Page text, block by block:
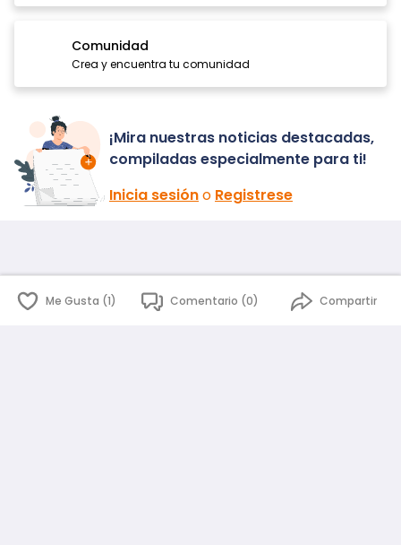
Comunidad
Crea y encuentra tu comunidad
¡Mira nuestras noticias destacadas,
compiladas especialmente para ti!
Inicia sesióno Registrese
Me Gusta (1) Comentario (0) Compartir